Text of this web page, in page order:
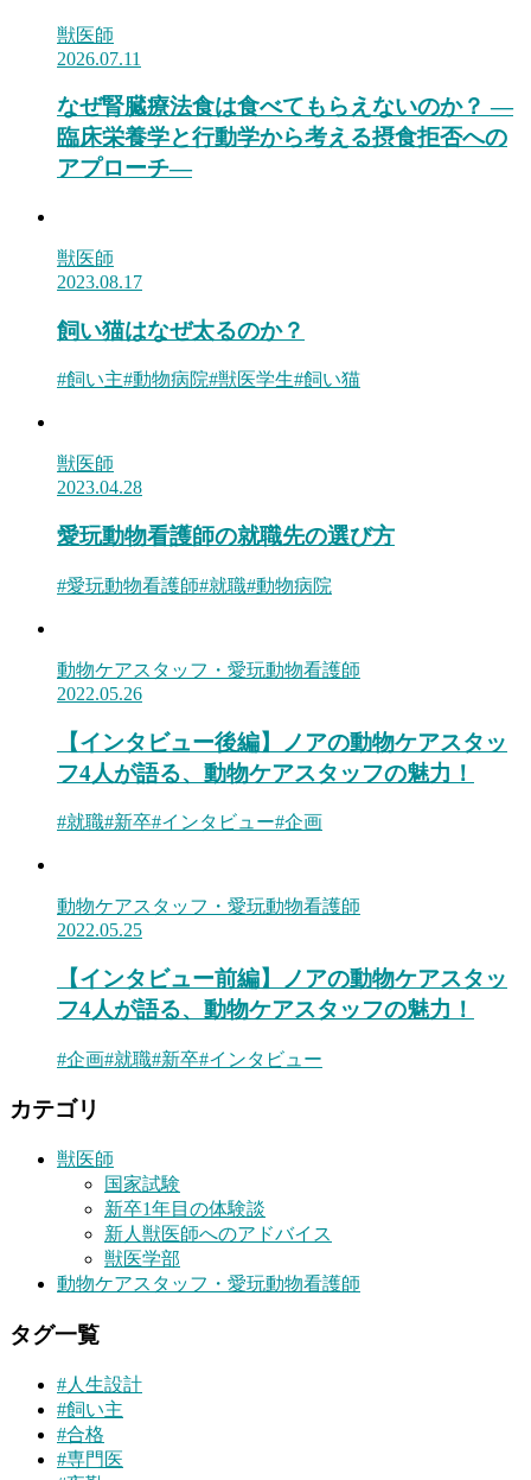
獣医師
2026.07.11
なぜ腎臓療法食は食べてもらえないのか？ ―
臨床栄養学と行動学から考える摂食拒否への
アプローチ―
獣医師
2023.08.17
飼い猫はなぜ太るのか？
#飼い主#動物病院#獣医学生#飼い猫
獣医師
2023.04.28
愛玩動物看護師の就職先の選び方
#愛玩動物看護師#就職#動物病院
動物ケアスタッフ・愛玩動物看護師
2022.05.26
【インタビュー後編】ノアの動物ケアスタッ
フ4人が語る、動物ケアスタッフの魅力！
#就職#新卒#インタビュー#企画
動物ケアスタッフ・愛玩動物看護師
2022.05.25
【インタビュー前編】ノアの動物ケアスタッ
フ4人が語る、動物ケアスタッフの魅力！
#企画#就職#新卒#インタビュー
カテゴリ
獣医師
国家試験
新卒1年目の体験談
新人獣医師へのアドバイス
獣医学部
動物ケアスタッフ・愛玩動物看護師
タグ一覧
#人生設計
#飼い主
#合格
#専門医